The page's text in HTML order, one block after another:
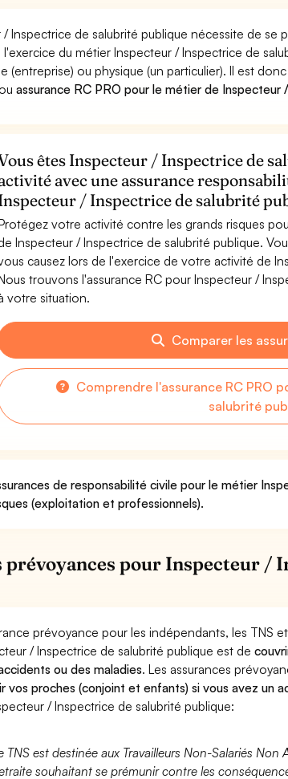
Inspectrice de salubrité publique nécessite de
du métier Inspecteur / Inspectrice de
(entreprise) ou physique (un particulier). Il est
ouassurance RC PRO pour le métier de
êtes Inspecteur / Inspectrice de
avec une assurance
/ Inspectrice de salubrité
votre activité contre les grands risques
Inspecteur / Inspectrice de salubrité publique.
causez lors de l'exercice de votre activité de
trouvons l'assurance RC pour Inspecteur /
votre situation.
Comparer les
Comprendre l'assurance RC PRO
salubrité
de responsabilité civile pour le métier
(exploitation et professionnels).
prévoyances pour Inspecteur /
prévoyance pour les indépendants, les TNS
/ Inspectrice de salubrité publique est de
ou des maladies. Les assurances
vos proches (conjoint et enfants) si vous avez un
/ Inspectrice de salubrité publique:
TNS est destinée aux Travailleurs Non-Salariés
souhaitant se prémunir contre les